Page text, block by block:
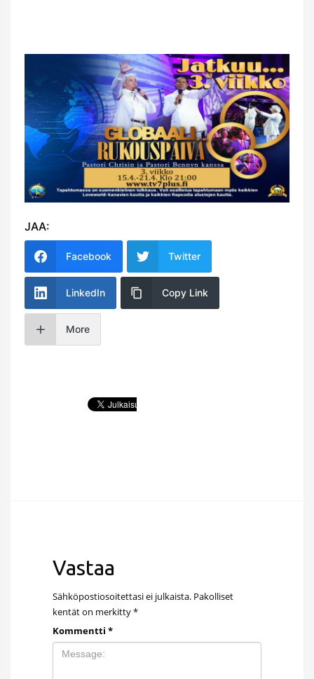
JAA:
Facebook Twitter
LinkedIn Copy Link
More
Vastaa
Sähköpostiosoitettasi ei julkaista. Pakolliset
kentät on merkitty*
Kommentti *